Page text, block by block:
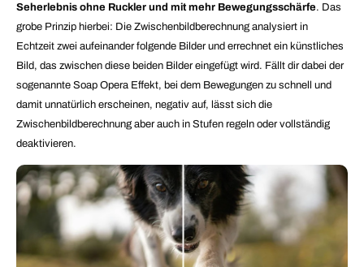
Seherlebnis ohne Ruckler und mit mehr Bewegungsschärfe. Das
grobe Prinzip hierbei: Die Zwischenbildberechnung analysiert in
Echtzeit zwei aufeinander folgende Bilder und errechnet ein künstliches
Bild, das zwischen diese beiden Bilder eingefügt wird. Fällt dir dabei der
sogenannte Soap Opera Effekt, bei dem Bewegungen zu schnell und
damit unnatürlich erscheinen, negativ auf, lässt sich die
Zwischenbildberechnung aber auch in Stufen regeln oder vollständig
deaktivieren.